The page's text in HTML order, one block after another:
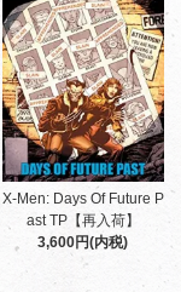
X-Men: Days Of Future P
ast TP【再入荷】
3,600円(内税)